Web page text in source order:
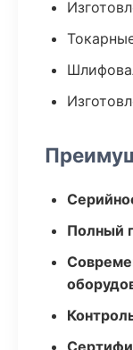
Полный